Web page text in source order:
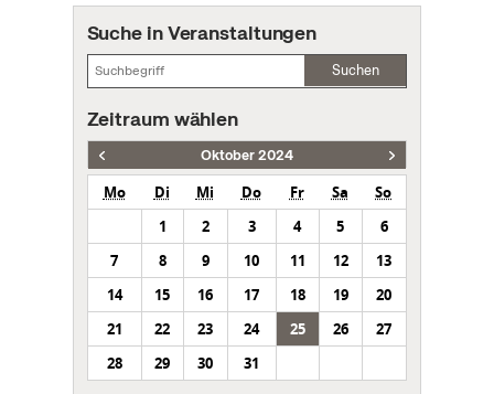
Suche in Veranstaltungen
Suchen
Zeitraum wählen
Oktober 2024
Mo Di Mi Do Fr Sa
So
1
2 3 4 5
6
7
8 9 10 11 12
13
14
15 16 17 18 19
20
21
22 23 24 25 26
27
28
29 30 31